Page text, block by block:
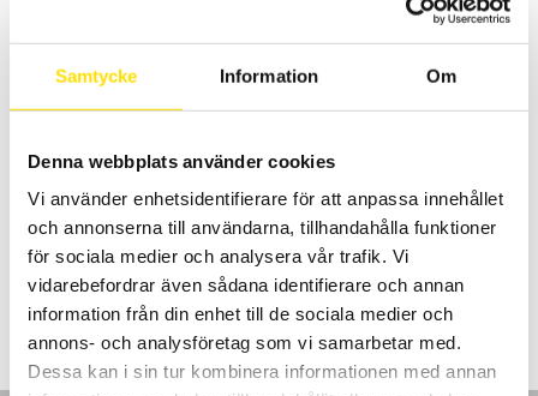
Samtycke Information Om
Denna webbplats använder cookies
Vi använder enhetsidentifierare för att anpassa innehållet
och annonserna till användarna, tillhandahålla funktioner
för sociala medier och analysera vår trafik. Vi
vidarebefordrar även sådana identifierare och annan
information från din enhet till de sociala medier och
annons- och analysföretag som vi samarbetar med.
Dessa kan i sin tur kombinera informationen med annan
från 50 mN.m till 2 N.m, används med SMART-kontakt för anslutning
LÄS MER